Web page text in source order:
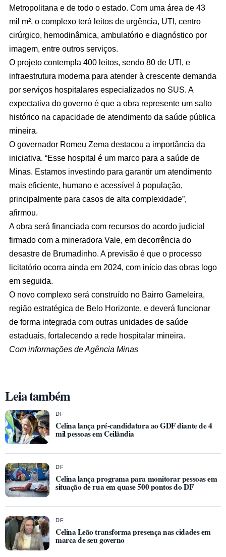
Metropolitana e de todo o estado. Com uma área de 43
mil m², o complexo terá leitos de urgência, UTI, centro
cirúrgico, hemodinâmica, ambulatório e diagnóstico por
imagem, entre outros serviços.
O projeto contempla 400 leitos, sendo 80 de UTI, e
infraestrutura moderna para atender à crescente demanda
por serviços hospitalares especializados no SUS. A
expectativa do governo é que a obra represente um salto
histórico na capacidade de atendimento da saúde pública
mineira.
O governador Romeu Zema destacou a importância da
iniciativa. “Esse hospital é um marco para a saúde de
Minas. Estamos investindo para garantir um atendimento
mais eficiente, humano e acessível à população,
principalmente para casos de alta complexidade”,
afirmou.
A obra será financiada com recursos do acordo judicial
firmado com a mineradora Vale, em decorrência do
desastre de Brumadinho. A previsão é que o processo
licitatório ocorra ainda em 2024, com início das obras logo
em seguida.
O novo complexo será construído no Bairro Gameleira,
região estratégica de Belo Horizonte, e deverá funcionar
de forma integrada com outras unidades de saúde
estaduais, fortalecendo a rede hospitalar mineira.
Com informações de Agência Minas
Leia também
DF
Celina lança pré-candidatura ao GDF diante de 4
mil pessoas em Ceilândia
DF
Celina lança programa para monitorar pessoas em
situação de rua em quase 500 pontos do DF
DF
Celina Leão transforma presença nas cidades em
marca de seu governo